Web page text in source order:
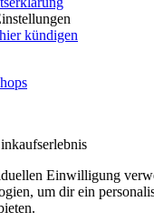
kündigen
Einwilligung
um dir ein